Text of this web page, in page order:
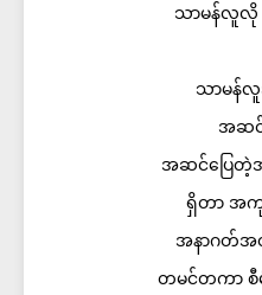
သာမန်လူလို
သာမန်လူ
အဆင်
အဆင်ပြေတဲ့
ရှိတာ အ
အနာဂတ်
တမင်တကာ စီ